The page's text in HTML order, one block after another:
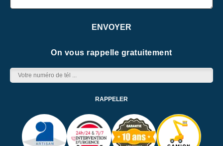
On vous rappelle gratuitement